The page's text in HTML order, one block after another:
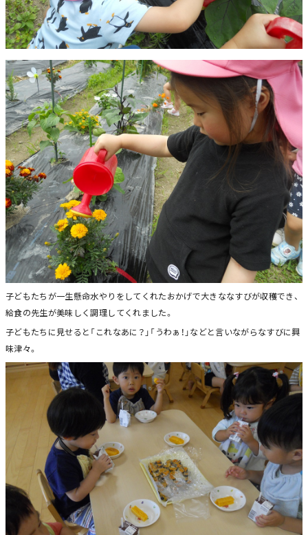
子どもたちが一生懸命水やりをしてくれたおかげで大きななすびが収穫でき、
給食の先生が美味しく調理してくれました。
子どもたちに見せると「これなあに？」「うわぁ！」などと言いながらなすびに興
味津々。